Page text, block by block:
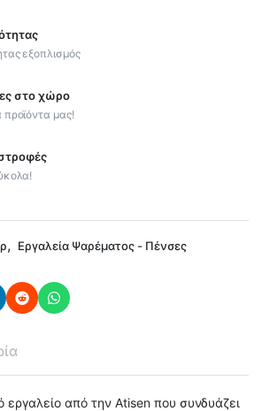
εξοπλισμός
στο χώρο
προϊόντα μας!
, Εργαλεία Ψαρέματος - Πένσες
εργαλείο από την Atisen που συνδυάζει